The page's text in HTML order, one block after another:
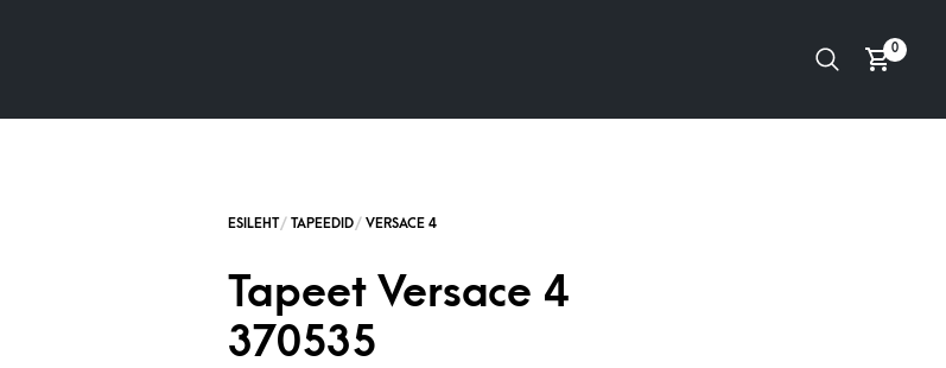
0
Tapeet Versace 4
370535